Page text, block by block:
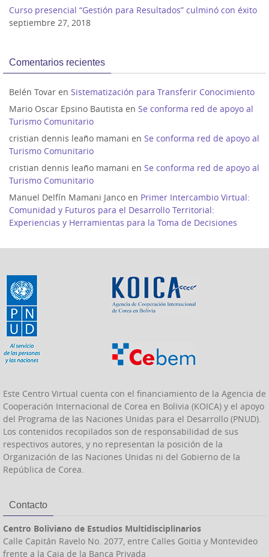
Curso presencial “Gestión para Resultados” culminó con éxito
septiembre 27, 2018
Comentarios recientes
Belén Tovar en Sistematización para Transferir Conocimiento
Mario Oscar Epsino Bautista en Se conforma red de apoyo al
Turismo Comunitario
cristian dennis leaño mamani en Se conforma red de apoyo al
Turismo Comunitario
cristian dennis leaño mamani en Se conforma red de apoyo al
Turismo Comunitario
Manuel Delfín Mamani Janco en Primer Intercambio Virtual:
Comunidad y Futuros para el Desarrollo Territorial:
Experiencias y Herramientas para la Toma de Decisiones
Este Centro Virtual cuenta con el financiamiento de la Agencia de
Cooperación Internacional de Corea en Bolivia (KOICA) y el apoyo
del Programa de las Naciones Unidas para el Desarrollo (PNUD).
Los contenidos recopilados son de responsabilidad de sus
respectivos autores, y no representan la posición de la
Organización de las Naciones Unidas ni del Gobierno de la
República de Corea.
Contacto
Centro Boliviano de Estudios Multidisciplinarios
Calle Capitán Ravelo No. 2077, entre Calles Goitia y Montevideo
frente a la Caja de la Banca Privada